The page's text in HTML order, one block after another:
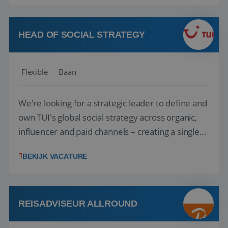
deze onderdelen zijn nu samen gevoegd...
HEAD OF SOCIAL STRATEGY
Flexible Baan
We're looking for a strategic leader to define and
own TUI's global social strategy across organic,
influencer and paid channels – creating a single
locally. The role will be published until 18 August
Attractive remuneration, discre...
BEKIJK VACATURE
REISADVISEUR ALLROUND